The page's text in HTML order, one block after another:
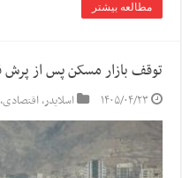
مطالعه بیشتر
توقف بازار مسکن پس از
۱۴۰۵/۰۴/۲۳ اسلایدر,اقتصادی